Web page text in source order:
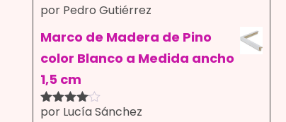
Valorado
5
por Pedro Gutiérrez
Marco de Madera de Pino
color Blanco a Medida ancho
1,5 cm
Valorado
por Lucía Sánchez